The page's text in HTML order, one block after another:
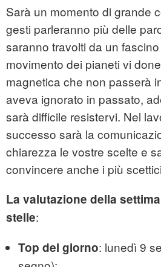
Sarà un momento di grande
gesti parleranno più delle
saranno travolti da un
movimento dei pianeti vi
magnetica che non passerà
aveva ignorato in passato,
sarà difficile resistervi. Nel
successo sarà la
chiarezza le vostre scelte e
convincere anche i più
La valutazione della
stelle:
Top del giorno: lunedì 9